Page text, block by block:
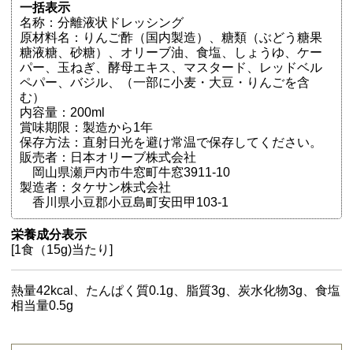
一括表示
名称：分離液状ドレッシング
原材料名：りんご酢（国内製造）、糖類（ぶどう糖果
糖液糖、砂糖）、オリーブ油、食塩、しょうゆ、ケー
パー、玉ねぎ、酵母エキス、マスタード、レッドベル
ペパー、バジル、（一部に小麦・大豆・りんごを含
む）
内容量：200ml
賞味期限：製造から1年
保存方法：直射日光を避け常温で保存してください。
販売者：日本オリーブ株式会社
岡山県瀬戸内市牛窓町牛窓3911-10
製造者：タケサン株式会社
香川県小豆郡小豆島町安田甲103-1
栄養成分表示
[1食（15g)当たり]
熱量42kcal、たんぱく質0.1g、脂質3g、炭水化物3g、食塩
相当量0.5g